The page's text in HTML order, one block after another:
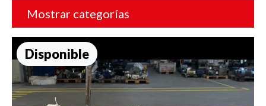
Mostrar categorías
Disponible